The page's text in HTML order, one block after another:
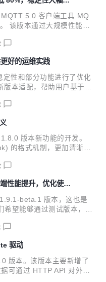
，eKuiper 发布了 1.8.0 版
AI 推理： 通过通用 AI 函
据或视频流实现实时 AI 算
5.0 客户端工具 MQ
该版本通过大规模性能优
相比于上一版本，使
险。极高的稳定性将为用
联网应用，提供更加可靠
客户端 性能优化 在 1.9.1
客户端应用进行了大量性
时点击主题过滤的...
好的运维实践
性和部分功能进行了优化
本适配，帮助用户基于 E
其他数据服务的用户
上实现了可控、平滑的优
版发布了 v5.0.12，更新
即将发布 v4.3.18 以及 v4.
版本新功能的开发。
的格式机制，更加清晰地
文件源（file source）的
们增加了完整数据包括规
的迁移。另外，我们也修
中。 12月的版本发布包
开发完成的新功能 v1.7.
性能提升，优化使用
beta.1 版本，这也是
希望能够通过测试版本，让
使用 MQTT X 完成 MQT
性能问题，减少了在使用
数据存储方式，减少数据
加入自动重连功能，并支
驱动
版本。该版本主要新增了
可通过 HTTP API 对外暴